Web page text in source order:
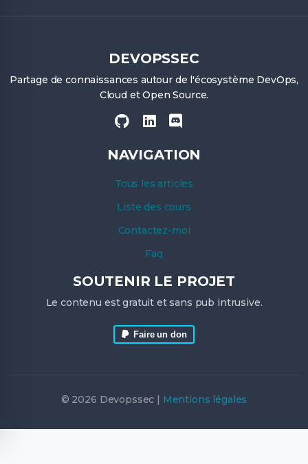
DEVOPSSEC
Partage de connaissances autour de l'écosystème DevOps,
Cloud et Open Source.
NAVIGATION
Tous les articles
Liste des cours
Contactez-moi
Faq
SOUTENIR LE PROJET
Le contenu est gratuit et sans pub intrusive.
Faire un don
© 2026 Devopssec | Mentions légales